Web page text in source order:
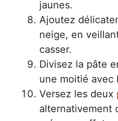
jaunes.
Ajoutez
neige, en
casser.
Divisez la pâte
une moitié avec
Versez les deux
alternativement